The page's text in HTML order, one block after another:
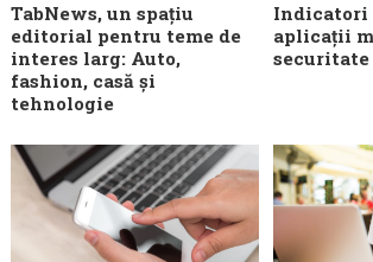
TabNews, un spațiu
editorial pentru teme de
interes larg: Auto,
fashion, casă și
tehnologie
Indicatori
aplicații
securitate